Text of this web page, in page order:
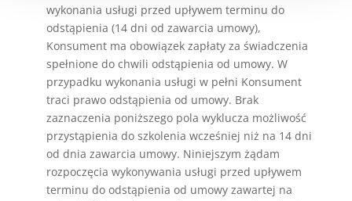
wykonania usługi przed upływem terminu do
odstąpienia (14 dni od zawarcia umowy),
Konsument ma obowiązek zapłaty za świadczenia
spełnione do chwili odstąpienia od umowy. W
przypadku wykonania usługi w pełni Konsument
traci prawo odstąpienia od umowy. Brak
zaznaczenia poniższego pola wyklucza możliwość
przystąpienia do szkolenia wcześniej niż na 14 dni
od dnia zawarcia umowy. Niniejszym żądam
rozpoczęcia wykonywania usługi przed upływem
terminu do odstąpienia od umowy zawartej na